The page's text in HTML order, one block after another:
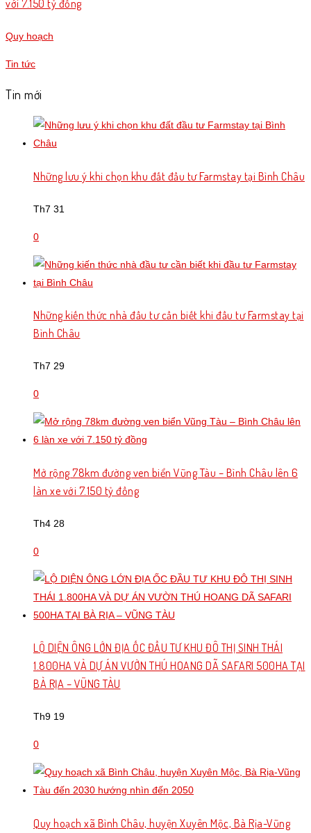
với 7.150 tỷ đồng
Quy hoạch
Tin tức
Tin mới
Những lưu ý khi chọn khu đất đầu tư Farmstay tại Bình Châu
Th7 31
0
Những kiến thức nhà đầu tư cần biết khi đầu tư Farmstay tại
Bình Châu
Th7 29
0
Mở rộng 78km đường ven biển Vũng Tàu – Bình Châu lên 6
làn xe với 7.150 tỷ đồng
Th4 28
0
LỘ DIỆN ÔNG LỚN ĐỊA ỐC ĐẦU TƯ KHU ĐÔ THỊ SINH THÁI
1.800HA VÀ DỰ ÁN VƯỜN THÚ HOANG DÃ SAFARI 500HA TẠI
BÀ RỊA – VŨNG TÀU
Th9 19
0
Quy hoạch xã Bình Châu, huyện Xuyên Mộc, Bà Rịa-Vũng